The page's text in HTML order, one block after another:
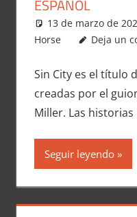
ESPAÑOL
13 de marzo de
Horse
Deja un
Sin City es el título
creadas por el
Miller. Las historias
Seguir leyendo